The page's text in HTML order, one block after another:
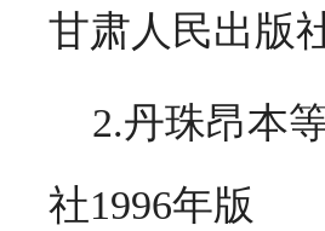
甘肃人民出版
2.丹珠昂本
社1996年版